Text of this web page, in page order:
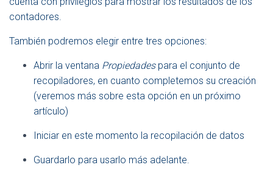
contadores.
También podremos elegir entre tres opciones:
Abrir la ventana Propiedadespara el conjunto de
recopiladores, en cuanto completemos su creación
(veremos más sobre esta opción en un próximo
artículo)
Iniciar en este momento la recopilación de datos
Guardarlo para usarlo más adelante.